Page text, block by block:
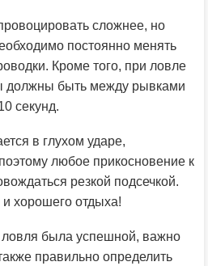
сложнее, но
постоянно менять
Кроме того, при ловле
должны быть между рывками
секунд.
в глухом ударе,
любое прикосновение к
резкой подсечкой.
хорошего отдыха!
ловля была успешной, важно
правильно определить